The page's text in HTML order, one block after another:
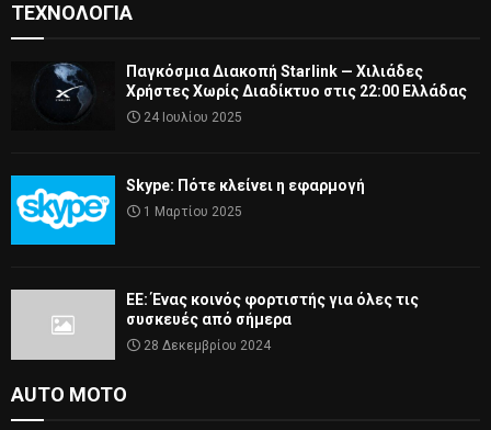
ΤΕΧΝΟΛΟΓΊΑ
Παγκόσμια Διακοπή Starlink — Χιλιάδες
Χρήστες Χωρίς Διαδίκτυο στις 22:00 Ελλάδας
24 Ιουλίου 2025
Skype: Πότε κλείνει η εφαρμογή
1 Μαρτίου 2025
ΕΕ: Ένας κοινός φορτιστής για όλες τις
συσκευές από σήμερα
28 Δεκεμβρίου 2024
AUTO MOTO